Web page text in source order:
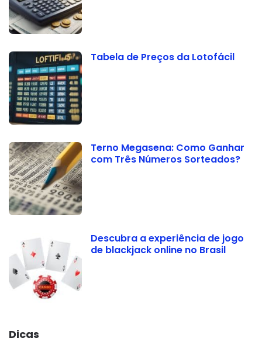
Tabela de Preços da Lotofácil
Terno Megasena: Como Ganhar
com Três Números Sorteados?
Descubra a experiência de jogo
de blackjack online no Brasil
Dicas